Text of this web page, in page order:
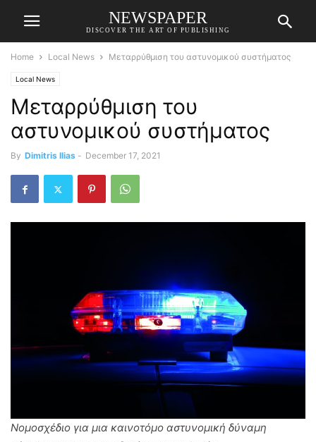
NEWSPAPER
DISCOVER THE ART OF PUBLISHING
Home Local News Μεταρρύθμιση του αστυνομικού συστήματος
Local News
Μεταρρύθμιση του
αστυνομικού συστήματος
By Dimitris Ilias - December 17, 2021
Νομοσχέδιο για μια καινοτόμο αστυνομική δύναμη